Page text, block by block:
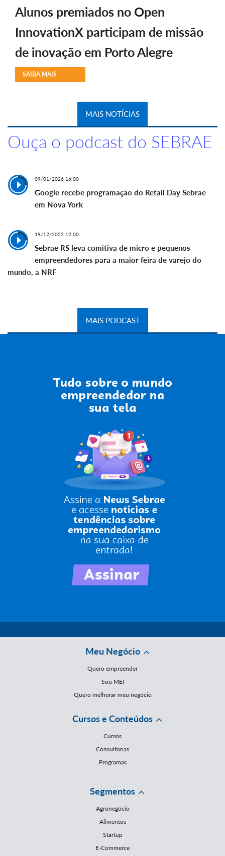
Alunos premiados no Open
InnovationX participam de missão
de inovação em Porto Alegre
SAIBA MAIS
MAIS NOTÍCIAS
Ouça o podcast do SEBRAE
09/01/2026 16:00
Google recebe programação do Retail Day Sebrae
em Nova York
19/12/2025 12:00
Sebrae RS leva comitiva de micro e pequenos
empreendedores para a maior feira de varejo do
mundo, a NRF
MAIS PODCAST
Meu Negócio
Quero empreender
Sou MEI
Quero melhorar meu negócio
Cursos e Conteúdos
Cursos
Consultorias
Programas
Segmentos
Agronegócio
Alimentos
Startup
E-Commerce